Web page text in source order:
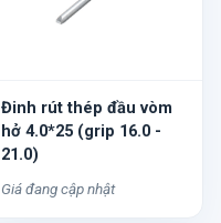
Đinh rút thép đầu vòm
hở 4.0*25 (grip 16.0 -
21.0)
Giá đang cập nhật